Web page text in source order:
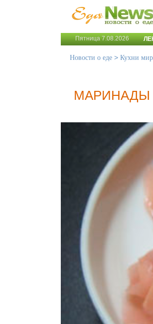
Пятница 7.08.2026
Новости о еде > Кухни
МАРИНАДЫ